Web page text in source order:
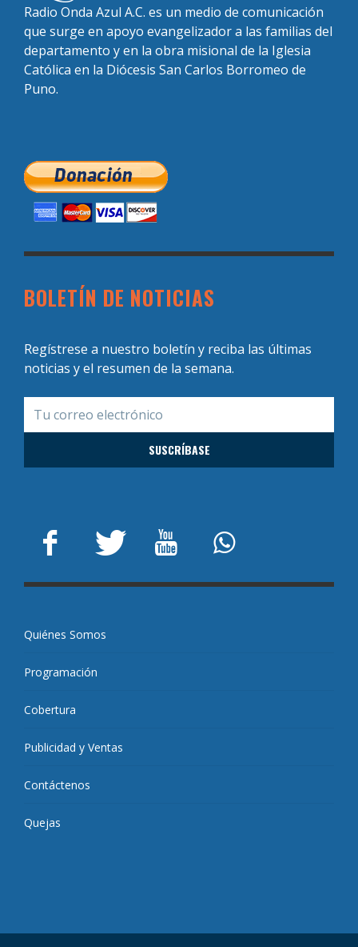
Radio Onda Azul A.C. es un medio de comunicación
que surge en apoyo evangelizador a las familias del
departamento y en la obra misional de la Iglesia
Católica en la Diócesis San Carlos Borromeo de
Puno.
BOLETÍN DE NOTICIAS
Regístrese a nuestro boletín y reciba las últimas
noticias y el resumen de la semana.
Quiénes Somos
Programación
Cobertura
Publicidad y Ventas
Contáctenos
Quejas